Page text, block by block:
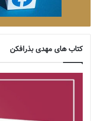
کتاب های مهدی بذرافکن